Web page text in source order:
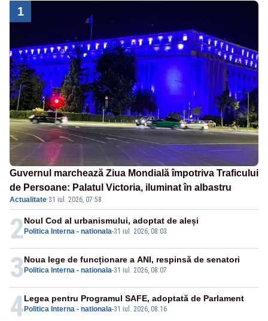
1
Guvernul marchează Ziua Mondială împotriva Traficului
de Persoane: Palatul Victoria, iluminat în albastru
Actualitate·31 iul. 2026, 07:58
2 Politica Interna - nationala-31 iul. 2026, 08:03
Noul Cod al urbanismului, adoptat de aleși
3 Politica Interna - nationala-31 iul. 2026, 08:07
Noua lege de funcționare a ANI, respinsă de senatori
4 Politica Interna - nationala-31 iul. 2026, 08:16
Legea pentru Programul SAFE, adoptată de Parlament